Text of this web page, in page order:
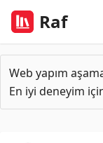
Raf
Web yapım
En iyi deneyim